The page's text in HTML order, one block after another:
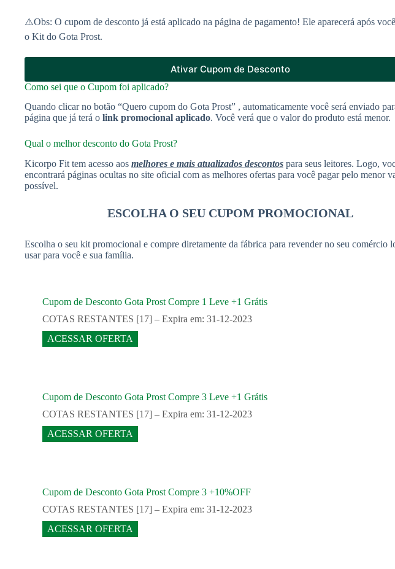
⚠️Obs: O cupom de desconto já está aplicado na página de pagamento! Ele aparecerá após
o Kit do Gota Prost.
Ativar Cupom de Desconto
Como sei que o Cupom foi aplicado?
Quando clicar no botão “Quero cupom do Gota Prost” , automaticamente você será enviado
página que já terá o link promocional aplicado. Você verá que o valor do produto está menor.
Qual o melhor desconto do Gota Prost?
Kicorpo Fit tem acesso aos melhores e mais atualizados descontos para seus leitores. Logo,
encontrará páginas ocultas no site oficial com as melhores ofertas para você pagar pelo menor
possível.
ESCOLHA O SEU CUPOM PROMOCIONAL
Escolha o seu kit promocional e compre diretamente da fábrica para revender no seu comércio
usar para você e sua família.
Cupom de Desconto Gota Prost Compre 1 Leve +1 Grátis
COTAS RESTANTES [17] – Expira em: 31-12-2023
ACESSAR OFERTA
Cupom de Desconto Gota Prost Compre 3 Leve +1 Grátis
COTAS RESTANTES [17] – Expira em: 31-12-2023
ACESSAR OFERTA
Cupom de Desconto Gota Prost Compre 3 +10%OFF
COTAS RESTANTES [17] – Expira em: 31-12-2023
ACESSAR OFERTA